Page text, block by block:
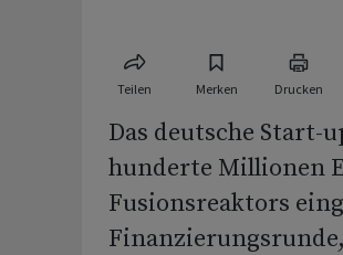
Teilen Merken Drucken
Das deutsche Start-
hunderte Millionen
Fusionsreaktors